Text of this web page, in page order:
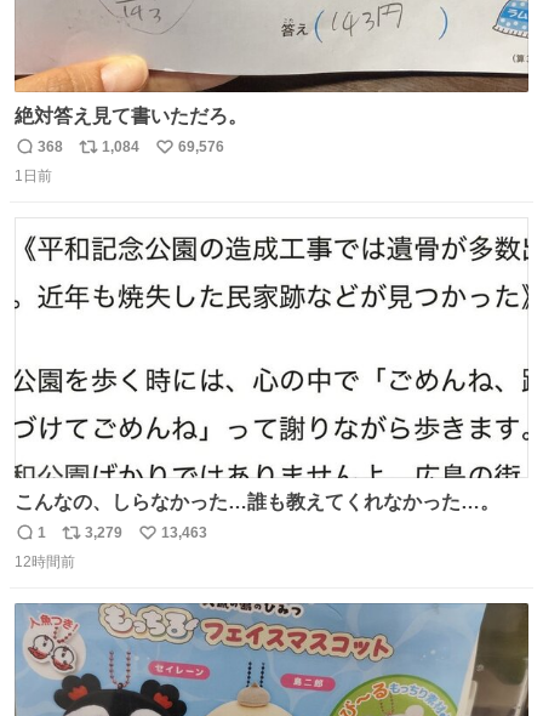
絶対答え見て書いただろ。
返
信
368
リ
ト
数
1,084
い
数
69,576
1日前
こんなの、しらなかった…誰も教えてくれなかった…。
返
信
1
リ
ポ
ト
数
3,279
い
数
13,463
12時間前